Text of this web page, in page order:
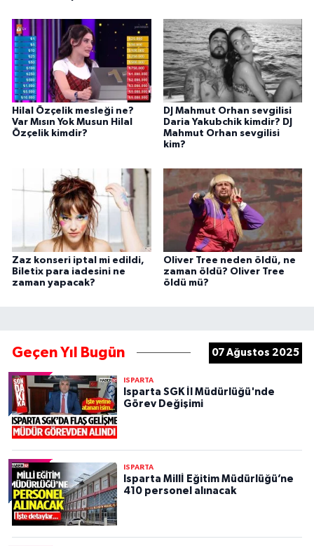
Hilal Özçelik mesleği ne?
Var Mısın Yok Musun Hilal
Özçelik kimdir?
DJ Mahmut Orhan sevgilisi
Daria Yakubchik kimdir? DJ
Mahmut Orhan sevgilisi
kim?
Zaz konseri iptal mi edildi,
Biletix para iadesini ne
zaman yapacak?
Oliver Tree neden öldü, ne
zaman öldü? Oliver Tree
öldü mü?
Geçen Yıl Bugün 07 Ağustos 2025
ISPARTA
Isparta SGK İl Müdürlüğü'nde
Görev Değişimi
ISPARTA
Isparta Millİ Eğitim Müdürlüğü’ne
410 personel alınacak